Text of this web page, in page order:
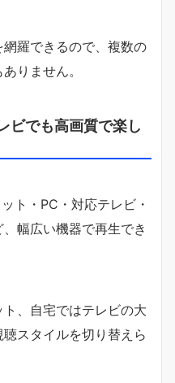
羅できるので、複数の
りません。
ビでも高画質で楽し
ト・PC・対応テレビ・
幅広い機器で再生でき
、自宅ではテレビの大
スタイルを切り替えら